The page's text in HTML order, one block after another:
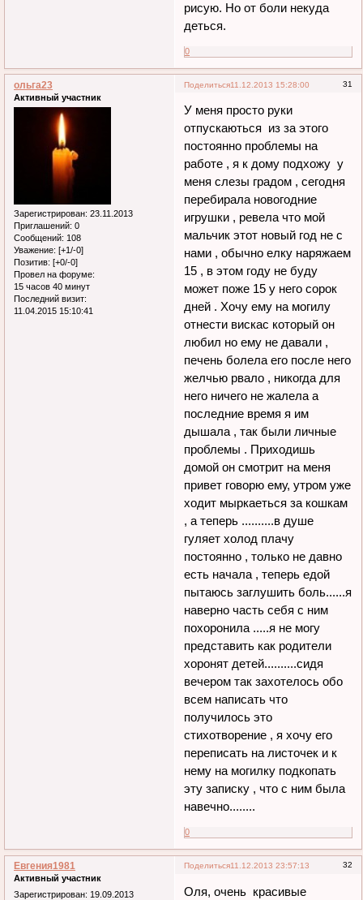
рисую. Но от боли некуда
деться.
0
Поделиться 31
11.12.2013 15:28:00
ольга23
Активный участник
Зарегистрирован: 23.11.2013
Приглашений: 0
Сообщений: 108
Уважение: [+1/-0]
Позитив: [+0/-0]
Провел на форуме:
15 часов 40 минут
Последний визит:
11.04.2015 15:10:41
У меня просто руки
отпускаються из за этого
постоянно проблемы на
работе , я к дому подхожу у
меня слезы градом , сегодня
перебирала новогодние
игрушки , ревела что мой
мальчик этот новый год не с
нами , обычно елку наряжаем
15 , в этом году не буду
может поже 15 у него сорок
дней . Хочу ему на могилу
отнести вискас который он
любил но ему не давали ,
печень болела его после него
желчью рвало , никогда для
него ничего не жалела а
последние время я им
дышала , так были личные
проблемы . Приходишь
домой он смотрит на меня
привет говорю ему, утром уже
ходит мыркаеться за кошкам
, а теперь ..........в душе
гуляет холод плачу
постоянно , только не давно
есть начала , теперь едой
пытаюсь заглушить боль......я
наверно часть себя с ним
похоронила .....я не могу
представить как родители
хоронят детей..........сидя
вечером так захотелось обо
всем написать что
получилось это
стихотворение , я хочу его
переписать на листочек и к
нему на могилку подкопать
эту записку , что с ним была
навечно........
0
Поделиться 32
11.12.2013 23:57:13
Евгения1981
Активный участник
Зарегистрирован: 19.09.2013
Оля, очень красивые